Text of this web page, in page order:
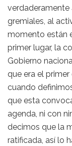
gremiales, al
momento están
primer lugar, la
Gobierno
que era el
cuando
que esta
agenda, ni con
decimos que la
ratificada, así lo